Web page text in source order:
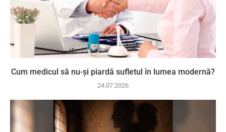
Cum medicul să nu-și piardă sufletul în lumea modernă?
24.07.2026